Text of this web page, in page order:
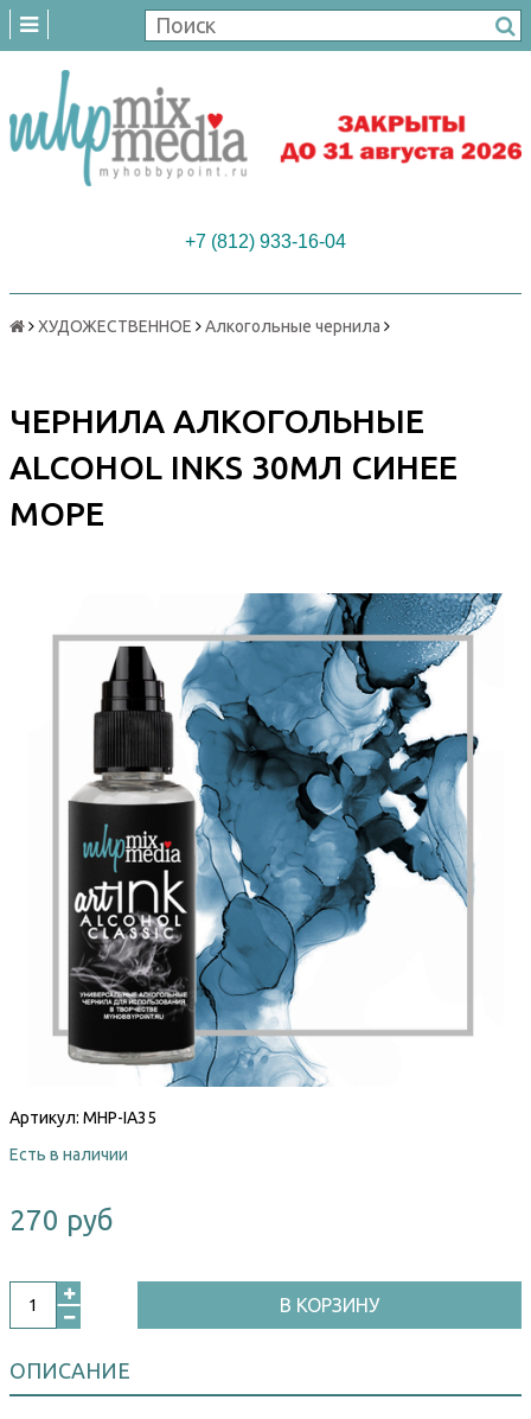
+7 (812) 933-16-04
ХУДОЖЕСТВЕННОЕ Алкогольные чернила
ЧЕРНИЛА АЛКОГОЛЬНЫЕ
ALCOHOL INKS 30МЛ СИНЕЕ
МОРЕ
Артикул: MHP-IA35
Есть в наличии
270 руб
В КОРЗИНУ
ОПИСАНИЕ